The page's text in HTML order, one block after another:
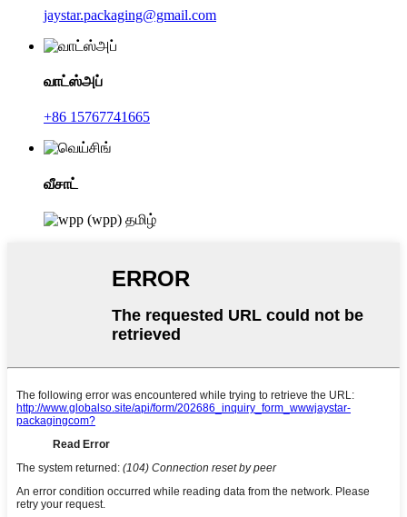
jaystar.packaging@gmail.com
வாட்ஸ்அப்
+86 15767741665
வீசாட்